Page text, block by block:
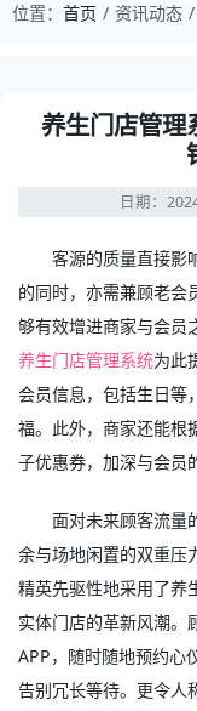
位置： 首页 资讯动态
养生门店管理
日期：
客源的质量直接影
的同时，亦需兼顾老会
够有效增进商家与会员
养生门店管理系统为此
会员信息，包括生日等
福。此外，商家还能根
子优惠券，加深与会员
面对未来顾客流量
余与场地闲置的双重压
精英先驱性地采用了养
实体门店的革新风潮。
APP，随时随地预约心
告别冗长等待。更令人